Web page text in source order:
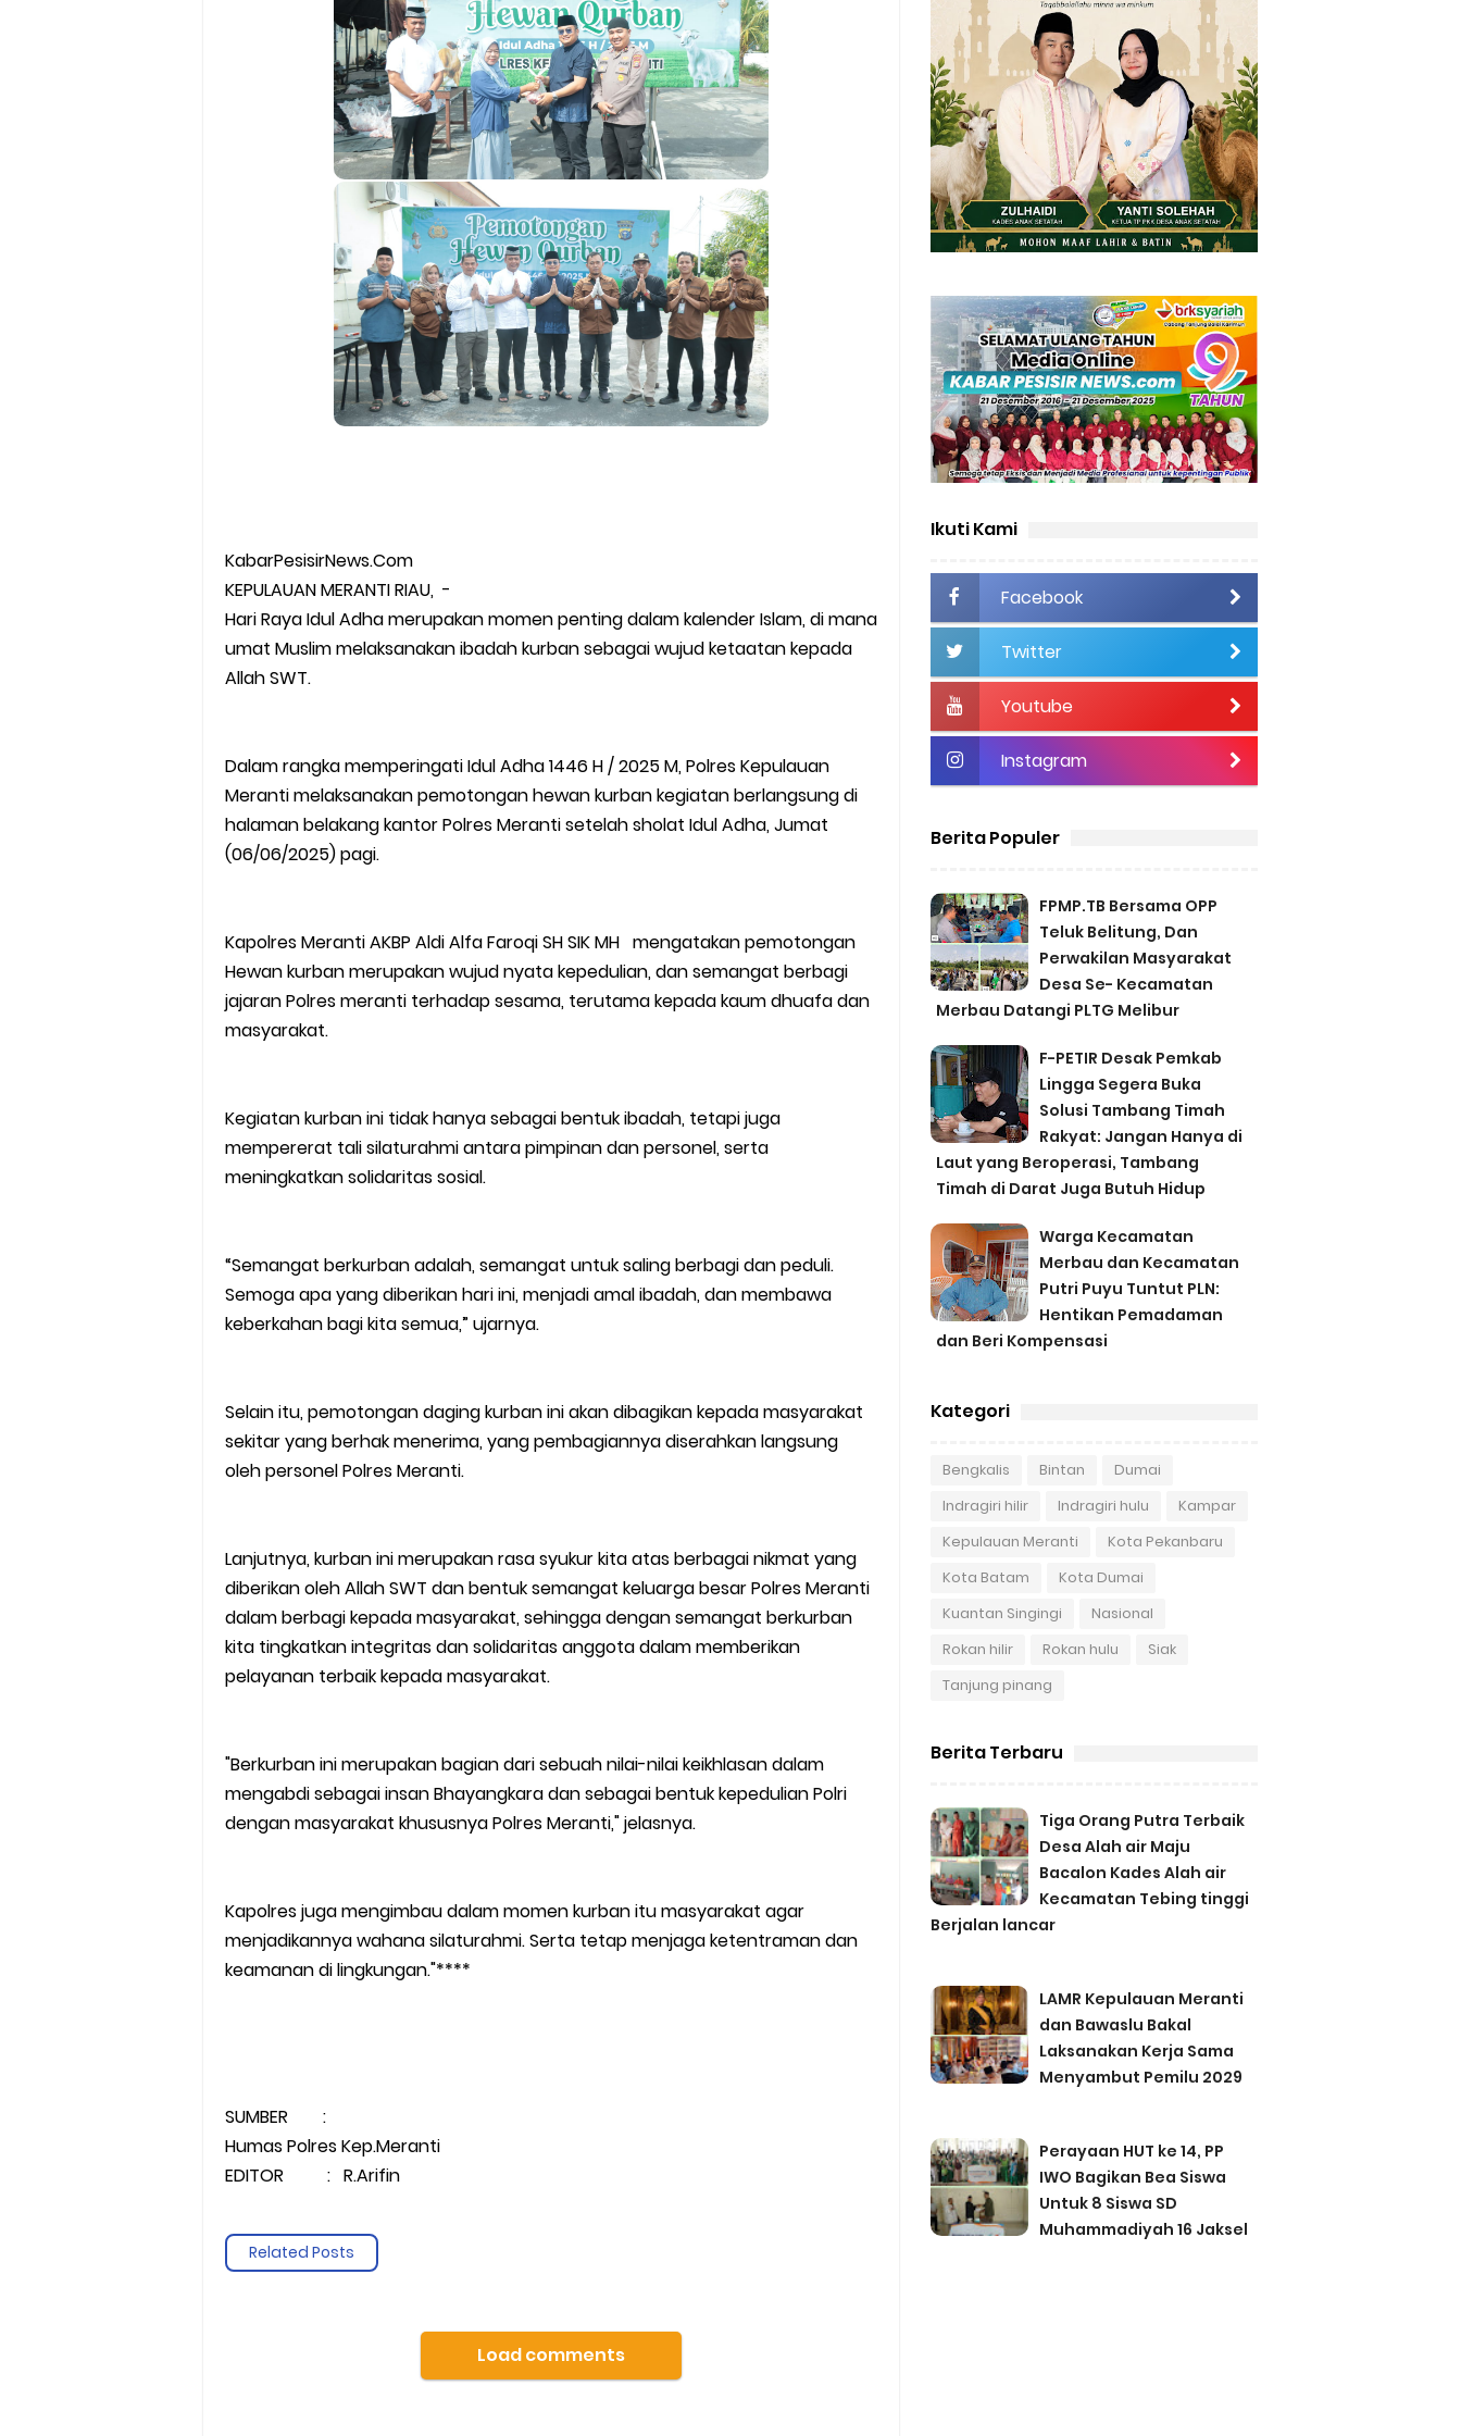
Saturday, 8 August
KabarPesisirNews.Com
KEPULAUAN MERANTI RIAU, -
Hari Raya Idul Adha merupakan momen penting dalam kalender Islam, di mana
umat Muslim melaksanakan ibadah kurban sebagai wujud ketaatan kepada
Allah SWT.
Dalam rangka memperingati Idul Adha 1446 H / 2025 M, Polres Kepulauan
Meranti melaksanakan pemotongan hewan kurban kegiatan berlangsung di
halaman belakang kantor Polres Meranti setelah sholat Idul Adha, Jumat
(06/06/2025) pagi.
Kapolres Meranti AKBP Aldi Alfa Faroqi SH SIK MH mengatakan pemotongan
Hewan kurban merupakan wujud nyata kepedulian, dan semangat berbagi
jajaran Polres meranti terhadap sesama, terutama kepada kaum dhuafa dan
masyarakat.
Kegiatan kurban ini tidak hanya sebagai bentuk ibadah, tetapi juga
mempererat tali silaturahmi antara pimpinan dan personel, serta
meningkatkan solidaritas sosial.
“Semangat berkurban adalah, semangat untuk saling berbagi dan peduli.
Semoga apa yang diberikan hari ini, menjadi amal ibadah, dan membawa
keberkahan bagi kita semua,” ujarnya.
Selain itu, pemotongan daging kurban ini akan dibagikan kepada masyarakat
sekitar yang berhak menerima, yang pembagiannya diserahkan langsung
oleh personel Polres Meranti.
Lanjutnya, kurban ini merupakan rasa syukur kita atas berbagai nikmat yang
diberikan oleh Allah SWT dan bentuk semangat keluarga besar Polres Meranti
dalam berbagi kepada masyarakat, sehingga dengan semangat berkurban
kita tingkatkan integritas dan solidaritas anggota dalam memberikan
pelayanan terbaik kepada masyarakat.
"Berkurban ini merupakan bagian dari sebuah nilai-nilai keikhlasan dalam
mengabdi sebagai insan Bhayangkara dan sebagai bentuk kepedulian Polri
dengan masyarakat khususnya Polres Meranti," jelasnya.
Kapolres juga mengimbau dalam momen kurban itu masyarakat agar
menjadikannya wahana silaturahmi. Serta tetap menjaga ketentraman dan
keamanan di lingkungan."****
SUMBER :
Humas Polres Kep.Meranti
EDITOR : R.Arifin
Related Posts
Load comments
Ikuti Kami
Facebook
Twitter
Youtube
Instagram
Berita Populer
FPMP.TB Bersama OPP
Teluk Belitung, Dan
Perwakilan Masyarakat
Desa Se- Kecamatan
Merbau Datangi PLTG Melibur
F-PETIR Desak Pemkab
Lingga Segera Buka
Solusi Tambang Timah
Rakyat: Jangan Hanya di
Laut yang Beroperasi, Tambang
Timah di Darat Juga Butuh Hidup
Warga Kecamatan
Merbau dan Kecamatan
Putri Puyu Tuntut PLN:
Hentikan Pemadaman
dan Beri Kompensasi
Kategori
Bengkalis Bintan
Dumai
Indragiri hilir
Indragiri hulu
Kampar
Kepulauan Meranti
Kota Pekanbaru
Kota Batam
Kota Dumai
Kuantan Singingi
Nasional
Rokan hilir
Rokan hulu
Siak
Tanjung pinang
Berita Terbaru
Tiga Orang Putra Terbaik
Desa Alah air Maju
Bacalon Kades Alah air
Kecamatan Tebing tinggi
Berjalan lancar
LAMR Kepulauan Meranti
dan Bawaslu Bakal
Laksanakan Kerja Sama
Menyambut Pemilu 2029
Perayaan HUT ke 14, PP
IWO Bagikan Bea Siswa
Untuk 8 Siswa SD
Muhammadiyah 16 Jaksel